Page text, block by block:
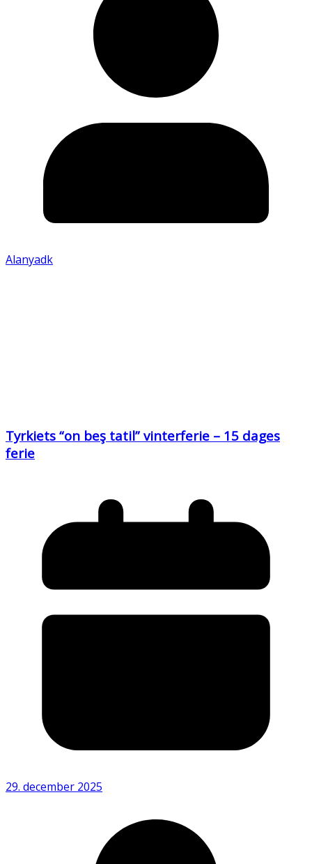
Alanyadk
Tyrkiets “on beş tatil” vinterferie – 15 dages
ferie
29. december 2025